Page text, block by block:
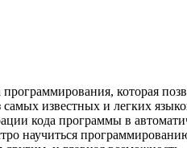
которая
известных и легких
кода программы в
научиться